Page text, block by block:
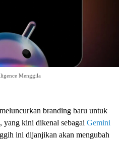
Menggila
branding baru untuk
yang kini dikenal sebagai Gemini
ini dijanjikan akan mengubah